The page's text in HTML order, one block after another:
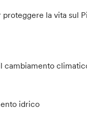
la vita sul
cambiamento
idrico